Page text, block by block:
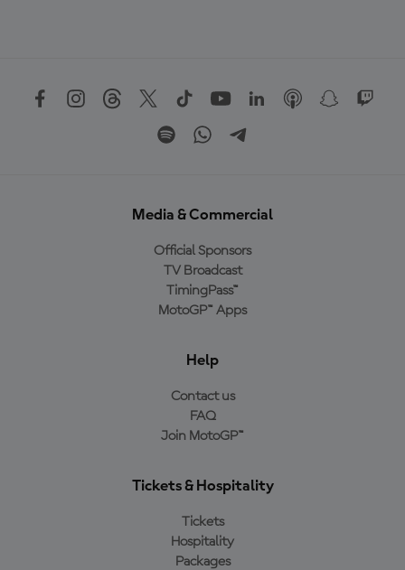
Media & Commercial
Official Sponsors
TV Broadcast
TimingPass™
MotoGP™ Apps
Help
Contact us
FAQ
Join MotoGP™
Tickets & Hospitality
Tickets
Hospitality
Packages